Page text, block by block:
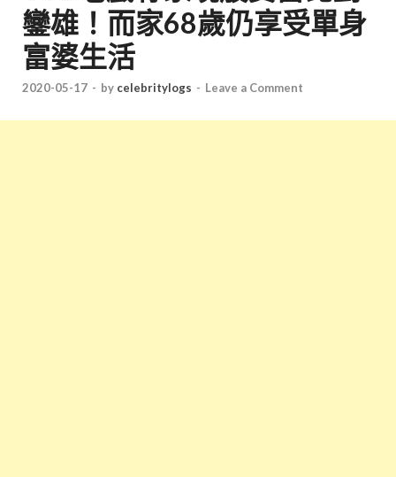
鑾雄！而家68歲仍享受單身
富婆生活
2020-05-17 - by celebritylogs - Leave a Comment